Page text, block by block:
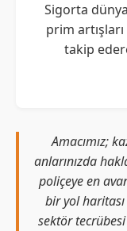
Sigorta
prim
takip
Amacımız;
anlarınızda
poliçeye en
bir yol
sektör